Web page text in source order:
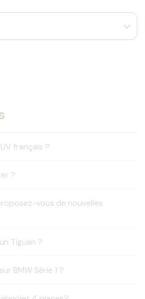
français ?
?
vous de nouvelles
Tiguan ?
BMW Série 1 ?